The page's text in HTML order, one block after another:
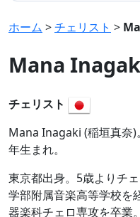
ホーム >チェリスト >
Mana
チェリスト
Mana Inagaki (稲垣真奈
年生まれ。
東京都出身。5歳よりチ
学部附属音楽高等学校を
器楽科チェロ専攻を卒業